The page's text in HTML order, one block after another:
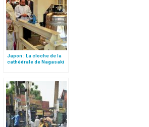
Japon : La cloche de la
cathédrale de Nagasaki